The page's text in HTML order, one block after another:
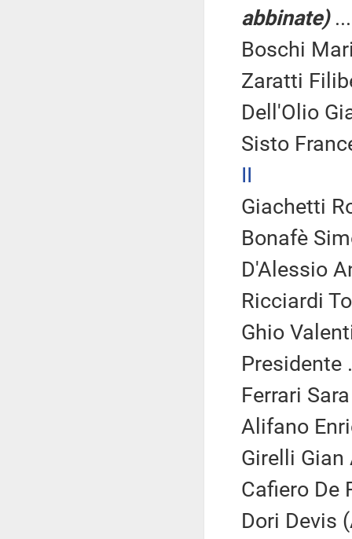
abbinate)
Boschi
Zaratti
Dell'Olio
Sisto
II
Giachetti
Bonafè
D'Alessio
Ricciardi
Ghio
Presidente
Ferrari
Alifano
Girelli
Cafiero De
Dori Devis